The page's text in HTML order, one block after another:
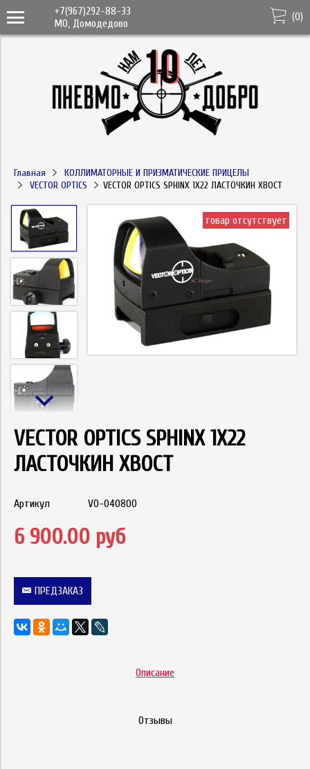
+7(967)292-88-33
МО, Домодедово
(0)
Главная
КОЛЛИМАТОРНЫЕ И ПРИЗМАТИЧЕСКИЕ ПРИЦЕЛЫ
VECTOR OPTICS
VECTOR OPTICS SPHINX 1X22 ЛАСТОЧКИН ХВОСТ
товар отсутствует
VECTOR OPTICS SPHINX 1X22
ЛАСТОЧКИН ХВОСТ
Артикул VO-040800
6 900.00 руб
ПРЕДЗАКАЗ
Описание
Отзывы